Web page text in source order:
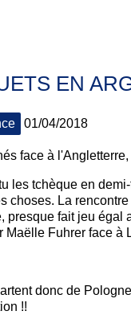
EN
01/04/2018
face à
les tchèque en
choses. La
presque fait jeu égal
Maëlle Fuhrer face à
donc de
!!